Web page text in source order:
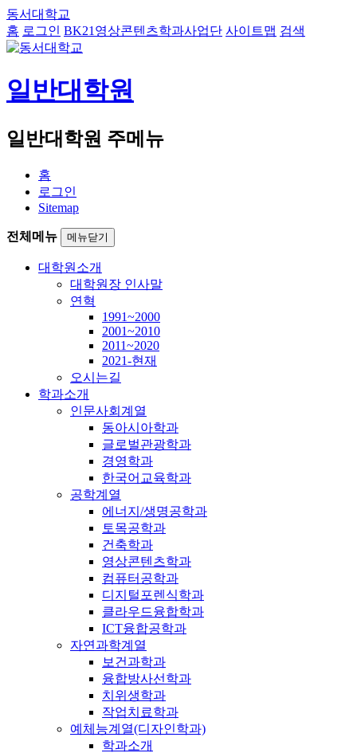
동서대학교
홈 로그인 BK21영상콘텐츠학과사업단 사이트맵 검색
일반대학원
일반대학원 주메뉴
홈
로그인
Sitemap
전체메뉴 메뉴닫기
대학원소개
대학원장 인사말
연혁
1991~2000
2001~2010
2011~2020
2021-현재
오시는길
학과소개
인문사회계열
동아시아학과
글로벌관광학과
경영학과
한국어교육학과
공학계열
에너지/생명공학과
토목공학과
건축학과
영상콘텐츠학과
컴퓨터공학과
디지털포렌식학과
클라우드융합학과
ICT융합공학과
자연과학계열
보건과학과
융합방사선학과
치위생학과
작업치료학과
예체능계열(디자인학과)
학과소개